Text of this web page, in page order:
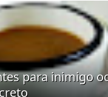
para inimigo